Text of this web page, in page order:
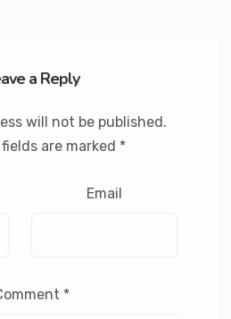
a Reply
will not be published.
are marked *
Email
*